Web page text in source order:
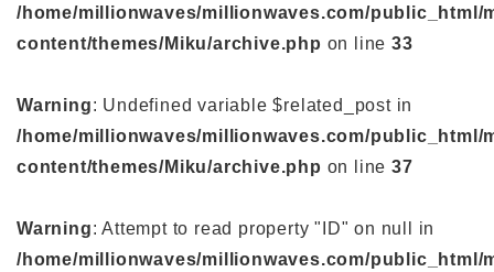
/home/millionwaves/millionwaves.com/public_html/
content/themes/Miku/archive.php on line33
Warning: Undefined variable $related_post in
/home/millionwaves/millionwaves.com/public_html/
content/themes/Miku/archive.php on line37
Warning: Attempt to read property "ID" on null in
/home/millionwaves/millionwaves.com/public_html/